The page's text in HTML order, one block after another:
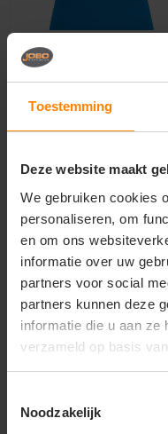
Toestemming
Deze website maakt
We gebruiken cookies
personaliseren, om
en om ons
informatie over uw
partners voor social
partners kunnen deze
informatie die u aan ze
verzameld op basis
Noodzakelijk
Printer Active Wear
printer heavy v-neck t-
shirt dames 2264025
Meer stuks = meer korting
808
PERSONALISEER